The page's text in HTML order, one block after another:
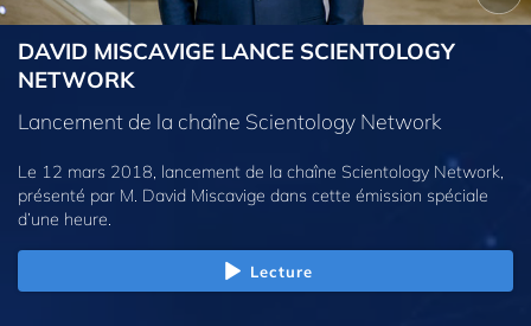
DAVID MISCAVIGE LANCE SCIENTOLOGY
NETWORK
Lancement de la chaîne Scientology Network
Le 12 mars 2018, lancement de la chaîne Scientology Network,
présenté par M. David Miscavige dans cette émission spéciale
d’une heure.
Lecture